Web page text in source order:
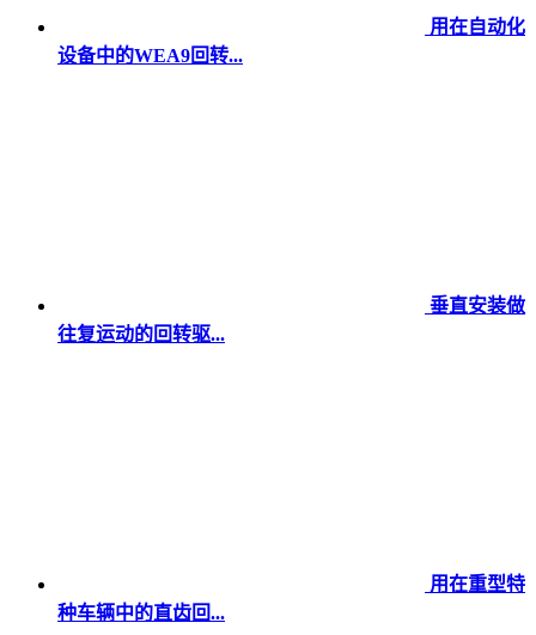
用在自动化
设备中的WEA9回转...
垂直安装做
往复运动的回转驱...
用在重型特
种车辆中的直齿回...